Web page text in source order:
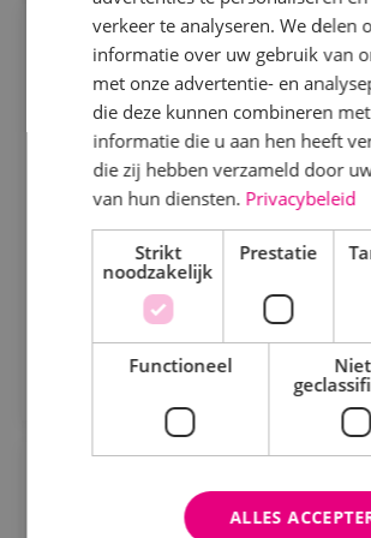
Specialisme
Beveiligingstechniek
Elektrotechniek
Energietechniek
Staf
Uren
Fulltime
Parttime
MBO
Servicemonteur
Energietechniek Fulltime
Sprundel
Jij zorgt dat installaties draaien als
Vol energie, vakmanschap en
Bekijk vacature
Direct solliciteren
Werktuigbouwkunde
verkeer te analyseren. We delen
informatie over uw gebruik van
met onze advertentie- en
die deze kunnen combineren
informatie die u aan hen heeft
die zij hebben verzameld door
van hun diensten. Privacybeleid
Strikt
noodzakelijk
Prestatie
Functioneel
ALLES